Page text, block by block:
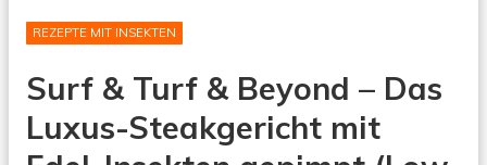
REZEPTE MIT INSEKTEN
Surf & Turf & Beyond – Das
Luxus-Steakgericht mit